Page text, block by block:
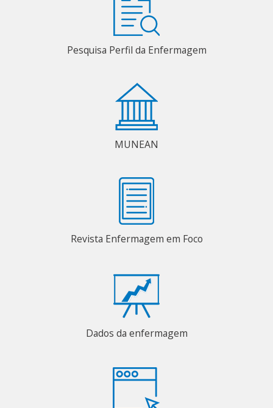
Pesquisa Perfil da Enfermagem
MUNEAN
Revista Enfermagem em Foco
Dados da enfermagem